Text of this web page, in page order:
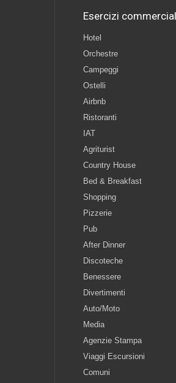
Esercizi
Hotel
Orchestre
Campeggi
Ostelli
Airbnb
Ristoranti
IAT
Agriturist
Country House
Bed & Breakfast
Shopping
Pizzerie
Pub
After Dinner
Discoteche
Benessere
Divertimenti
Auto/Moto
Media
Agenzie Stampa
Viaggi Escursioni
Comuni